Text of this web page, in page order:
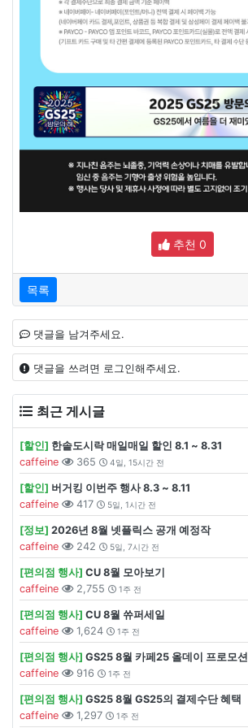
추천 0
목록
댓글을 남겨주세요.
댓글을 쓰려면 로그인해주세요.
최근 게시글
[할인] 한솥도시락 매일매일 할인 8.1 ~ 8.31
caffeine
365 4일, 15시간 전
[할인] 버거킹 이번주 행사 8.3 ~ 8.11
caffeine
417 5일, 1시간 전
[정보] 2026년 8월 넷플릭스 공개 예정작
caffeine
242 5일, 7시간 전
[편의점 행사] CU 8월 모아보기
caffeine
2,755 1주 전
[편의점 행사] CU 8월 쓔퍼세일
caffeine
1,624 1주 전
[편의점 행사] GS25 8월 카페25 올데이 프로모션
caffeine
916 1주 전
[편의점 행사] GS25 8월 GS25의 결제수단 혜택
caffeine
1,297 1주 전